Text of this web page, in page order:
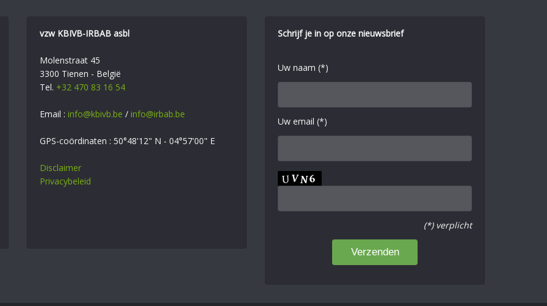
vzw KBIVB-IRBAB asbl
Molenstraat 45
3300 Tienen - België
Tel. +32 470 83 16 54
Email : info@kbivb.be / info@irbab.be
GPS-coördinaten : 50°48'12" N - 04°57'00" E
Disclaimer
Privacybeleid
Schrijf je in op onze nieuwsbrief
Uw naam (*)
Uw email (*)
(*) verplicht